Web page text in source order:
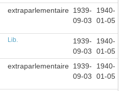
extraparlementaire 1939-
09-03
1940-
01-05
Lib.
1939-
09-03
1940-
01-05
extraparlementaire 1939-
09-03
1940-
01-05